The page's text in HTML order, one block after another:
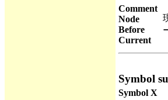
Comment
Node
Before
Current
Symbol
Symbol X